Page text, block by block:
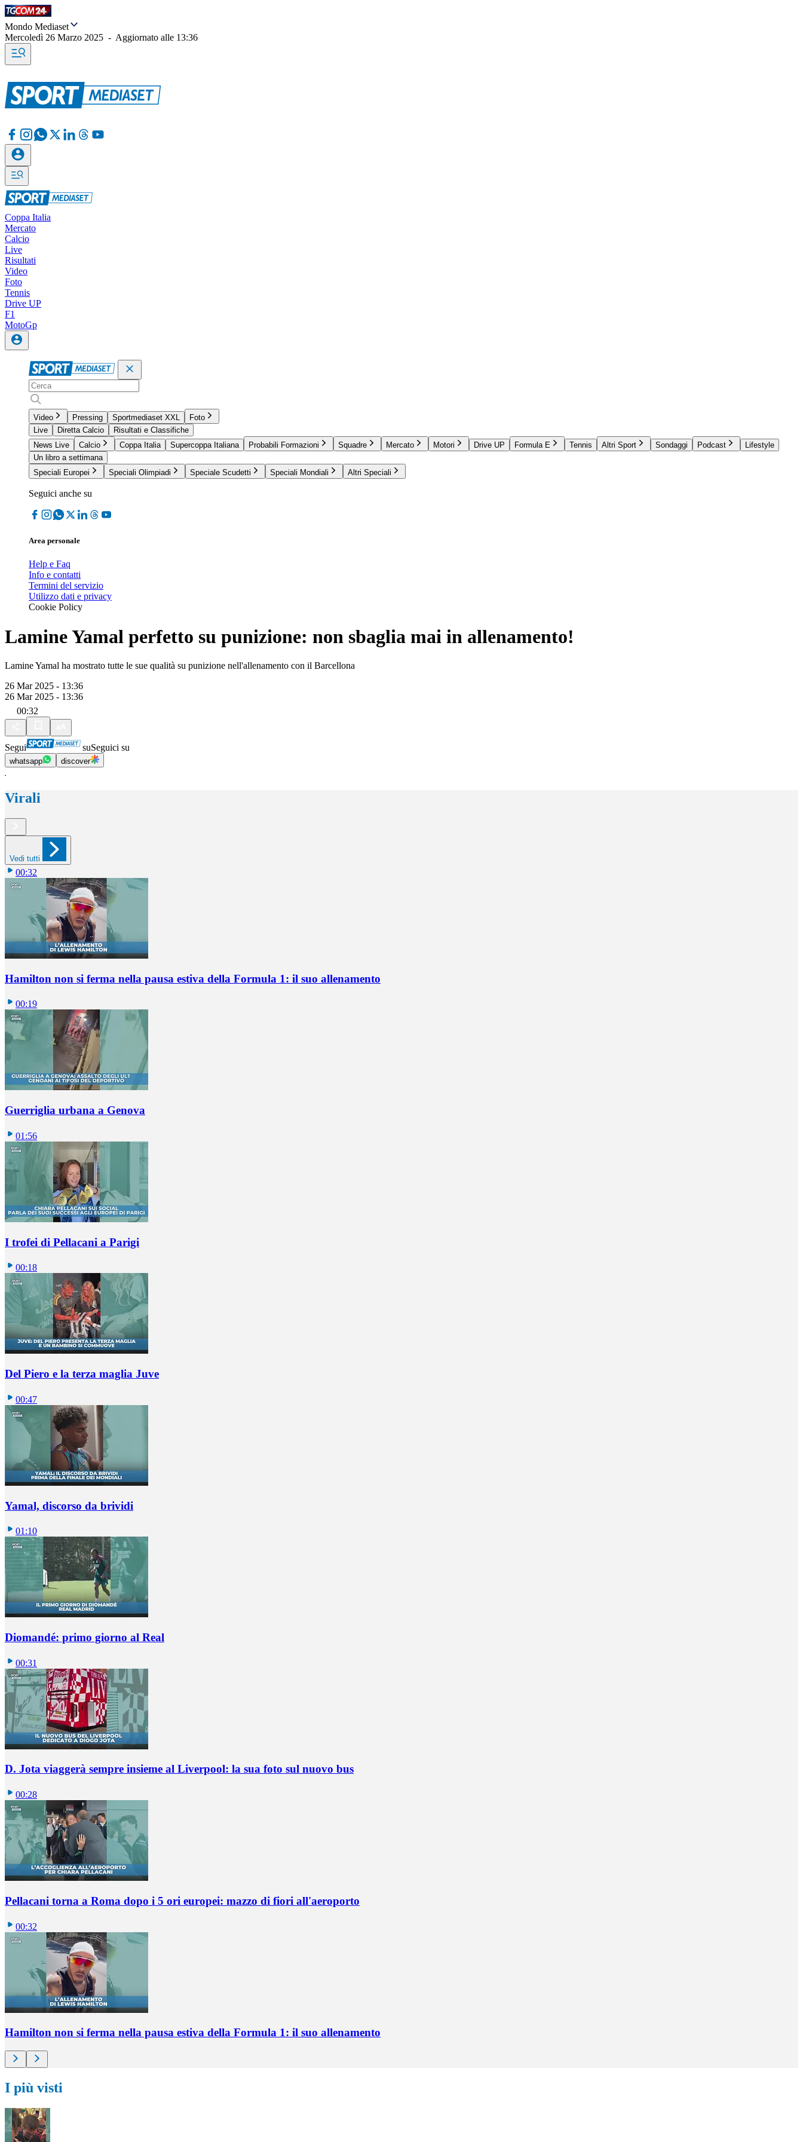
Mondo Mediaset
Mercoledì 26 Marzo 2025 - Aggiornato alle 13:36
Coppa Italia
Mercato
Calcio
Live
Risultati
Video
Foto
Tennis
Drive UP
F1
MotoGp
Video Pressing Sportmediaset XXL
Foto
Live
Diretta Calcio
Risultati e Classifiche
News Live
Calcio Coppa Italia Supercoppa Italiana Probabili Formazioni Squadre Mercato Motori Drive UP Formula E Tennis Altri Sport Sondaggi Podcast
Lifestyle
Un libro a settimana
Speciali Europei
Speciali Olimpiadi Speciale Scudetti Speciali Mondiali Altri Speciali
Seguici anche su
Area personale
Help e Faq
Info e contatti
Termini del servizio
Utilizzo dati e privacy
Cookie Policy
Lamine Yamal perfetto su punizione: non sbaglia mai in allenamento!
Lamine Yamal ha mostrato tutte le sue qualità su punizione nell'allenamento con il Barcellona
26 Mar 2025 - 13:36
26 Mar 2025 - 13:36
00:32
Segui suSeguici su
whatsapp discover
Virali
Vedi tutti
00:32
Hamilton non si ferma nella pausa estiva della Formula 1: il suo allenamento
00:19
Guerriglia urbana a Genova
01:56
I trofei di Pellacani a Parigi
00:18
Del Piero e la terza maglia Juve
00:47
Yamal, discorso da brividi
01:10
Diomandé: primo giorno al Real
00:31
D. Jota viaggerà sempre insieme al Liverpool: la sua foto sul nuovo bus
00:28
Pellacani torna a Roma dopo i 5 ori europei: mazzo di fiori all'aeroporto
00:32
Hamilton non si ferma nella pausa estiva della Formula 1: il suo allenamento
I più visti